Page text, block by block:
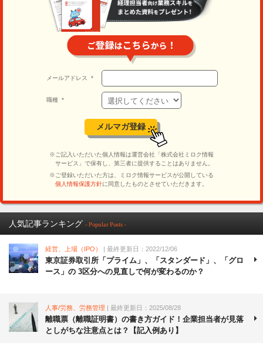
人気記事ランキング - Popular Posts -
経営、上場（IPO） | 最終更新日：2022/12/06
東京証券取引所「プライム」、「スタンダード」、「グロ
ース」の 3区分への見直しで何が変わるのか？
人事/労務、労務管理 | 最終更新日：2025/08/28
離職票（離職証明書）の書き方ガイド！企業担当者が見落
としがちな注意点とは？【記入例あり】